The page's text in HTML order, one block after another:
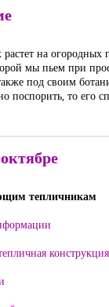
на огородных
мы пьем при
под своим
поспорить, то его
тепличникам
конструкция